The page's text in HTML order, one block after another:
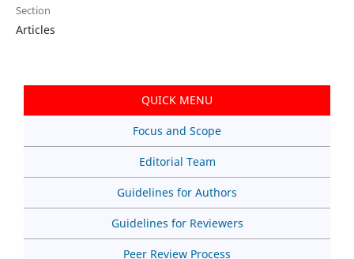
Section
Articles
QUICK MENU
Focus and Scope
Editorial Team
Guidelines for Authors
Guidelines for Reviewers
Peer Review Process